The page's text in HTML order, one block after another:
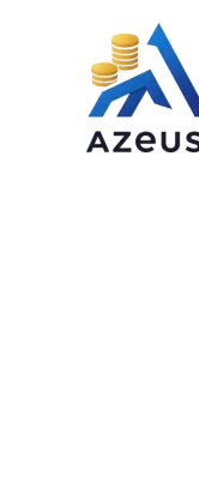
conteúdo